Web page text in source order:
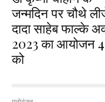
जन्मदिन पर चौथे
दादा साहेब फाल्के
2023 का आयोजन
को